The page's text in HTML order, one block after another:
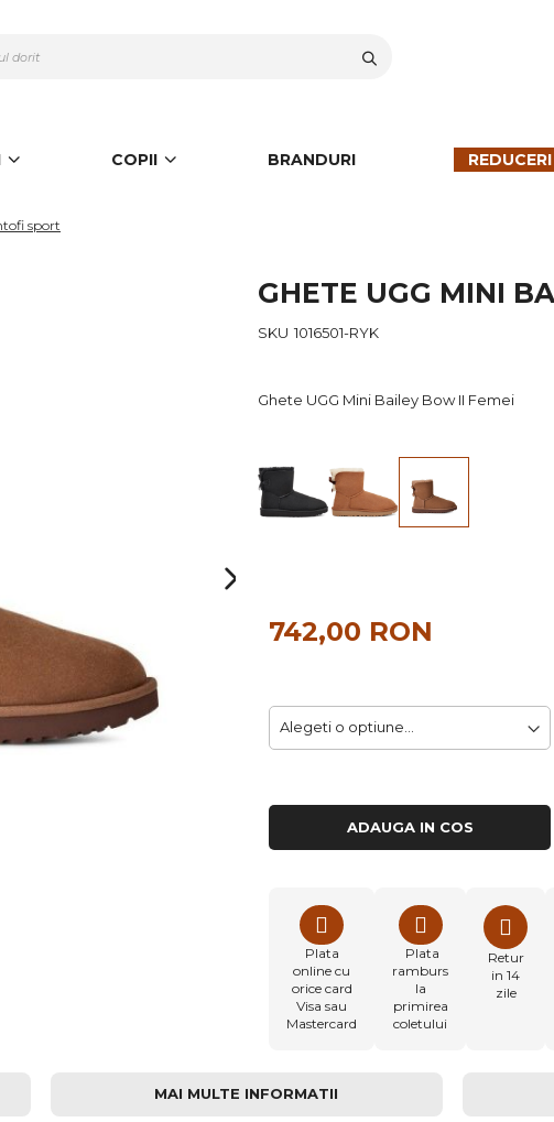
COPII BRANDURI REDUCERI
sport
GHETE UGG MINI
SKU 1016501-RYK
Ghete UGG Mini Bailey Bow II Femei
742,00 RON
ADAUGA IN COS
Plata
online cu
orice card
Visa sau
Mastercard
Plata
ramburs
la
primirea
coletului
Retur
in 14
zile
MAI MULTE INFORMATII